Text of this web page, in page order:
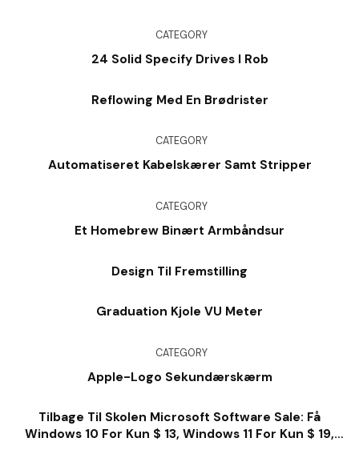
CATEGORY
24 Solid Specify Drives I Rob
Reflowing Med En Brødrister
CATEGORY
Automatiseret Kabelskærer Samt Stripper
CATEGORY
Et Homebrew Binært Armbåndsur
Design Til Fremstilling
Graduation Kjole VU Meter
CATEGORY
Apple-Logo Sekundærskærm
Tilbage Til Skolen Microsoft Software Sale: Få
Windows 10 For Kun $ 13, Windows 11 For Kun $ 19,